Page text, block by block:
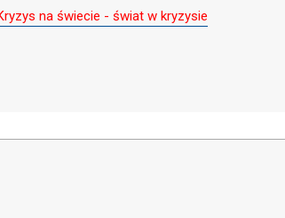
na świecie - świat w kryzysie